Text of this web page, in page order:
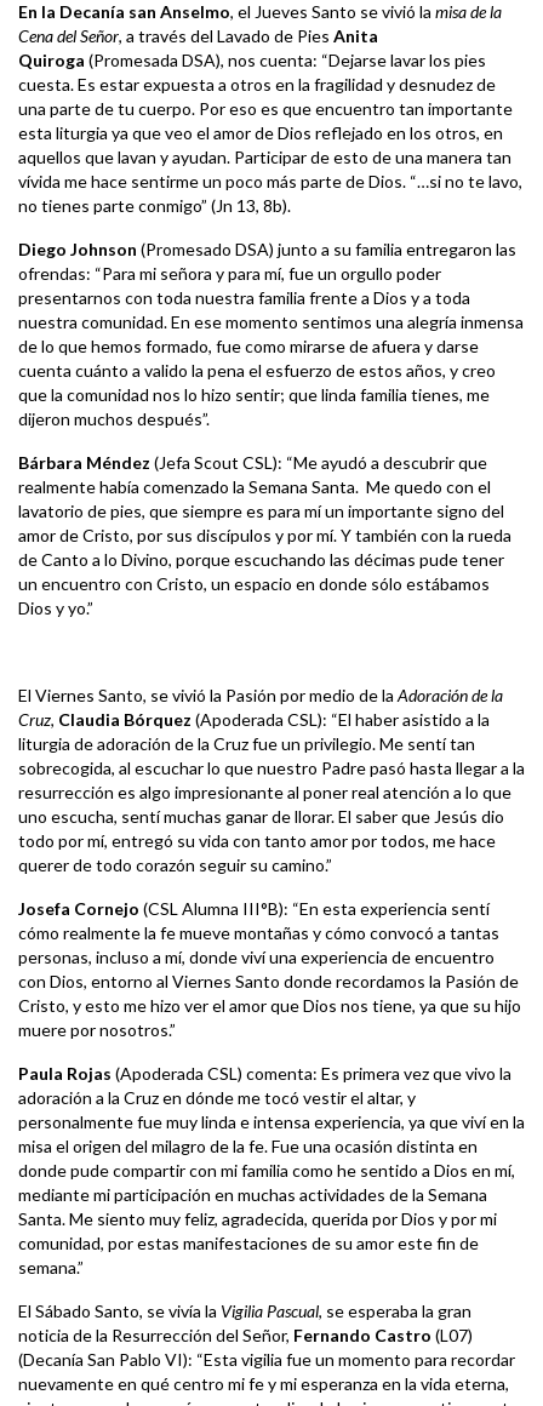
En la Decanía san Anselmo, el Jueves Santo se vivió la misa de la
Cena del Señor, a través del Lavado de Pies Anita
Quiroga (Promesada DSA), nos cuenta: “Dejarse lavar los pies
cuesta. Es estar expuesta a otros en la fragilidad y desnudez de
una parte de tu cuerpo. Por eso es que encuentro tan importante
esta liturgia ya que veo el amor de Dios reflejado en los otros, en
aquellos que lavan y ayudan. Participar de esto de una manera tan
vívida me hace sentirme un poco más parte de Dios. “…si no te lavo,
no tienes parte conmigo” (Jn 13, 8b).
Diego Johnson (Promesado DSA) junto a su familia entregaron las
ofrendas: “Para mi señora y para mí, fue un orgullo poder
presentarnos con toda nuestra familia frente a Dios y a toda
nuestra comunidad. En ese momento sentimos una alegría inmensa
de lo que hemos formado, fue como mirarse de afuera y darse
cuenta cuánto a valido la pena el esfuerzo de estos años, y creo
que la comunidad nos lo hizo sentir; que linda familia tienes, me
dijeron muchos después”.
Bárbara Méndez (Jefa Scout CSL): “Me ayudó a descubrir que
realmente había comenzado la Semana Santa. Me quedo con el
lavatorio de pies, que siempre es para mí un importante signo del
amor de Cristo, por sus discípulos y por mí. Y también con la rueda
de Canto a lo Divino, porque escuchando las décimas pude tener
un encuentro con Cristo, un espacio en donde sólo estábamos
Dios y yo.”
El Viernes Santo, se vivió la Pasión por medio de la Adoración de la
Cruz, Claudia Bórquez (Apoderada CSL): “El haber asistido a la
liturgia de adoración de la Cruz fue un privilegio. Me sentí tan
sobrecogida, al escuchar lo que nuestro Padre pasó hasta llegar a la
resurrección es algo impresionante al poner real atención a lo que
uno escucha, sentí muchas ganar de llorar. El saber que Jesús dio
todo por mí, entregó su vida con tanto amor por todos, me hace
querer de todo corazón seguir su camino.”
Josefa Cornejo (CSL Alumna III°B): “En esta experiencia sentí
cómo realmente la fe mueve montañas y cómo convocó a tantas
personas, incluso a mí, donde viví una experiencia de encuentro
con Dios, entorno al Viernes Santo donde recordamos la Pasión de
Cristo, y esto me hizo ver el amor que Dios nos tiene, ya que su hijo
muere por nosotros.”
Paula Rojas (Apoderada CSL) comenta: Es primera vez que vivo la
adoración a la Cruz en dónde me tocó vestir el altar, y
personalmente fue muy linda e intensa experiencia, ya que viví en la
misa el origen del milagro de la fe. Fue una ocasión distinta en
donde pude compartir con mi familia como he sentido a Dios en mí,
mediante mi participación en muchas actividades de la Semana
Santa. Me siento muy feliz, agradecida, querida por Dios y por mi
comunidad, por estas manifestaciones de su amor este fin de
semana.”
El Sábado Santo, se vivía la Vigilia Pascual, se esperaba la gran
noticia de la Resurrección del Señor, Fernando Castro (L07)
(Decanía San Pablo VI): “Esta vigilia fue un momento para recordar
nuevamente en qué centro mi fe y mi esperanza en la vida eterna,